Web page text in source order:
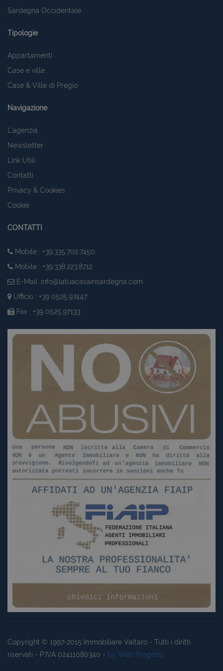
Sardegna Occidentale
Tipologie
Appartamenti
Case e ville
Case & Ville di Pregio
Navigazione
L'agenzia
Newsletter
Link Utili
Contatti
Privacy & Cookies
Cookie
CONTATTI
Mobile : +39.335.702.7450
Mobile : +39.338.223.8712
E-Mail: info@latuacasainsardegna.com
Ufficio : +39 0525.97447
Fax : +39 0525.97133
Copyright © 1997-2015 Immobiliare Valtaro - Tutti i diritti
riservati - P.IVA 02411080340 - by Web Progetto